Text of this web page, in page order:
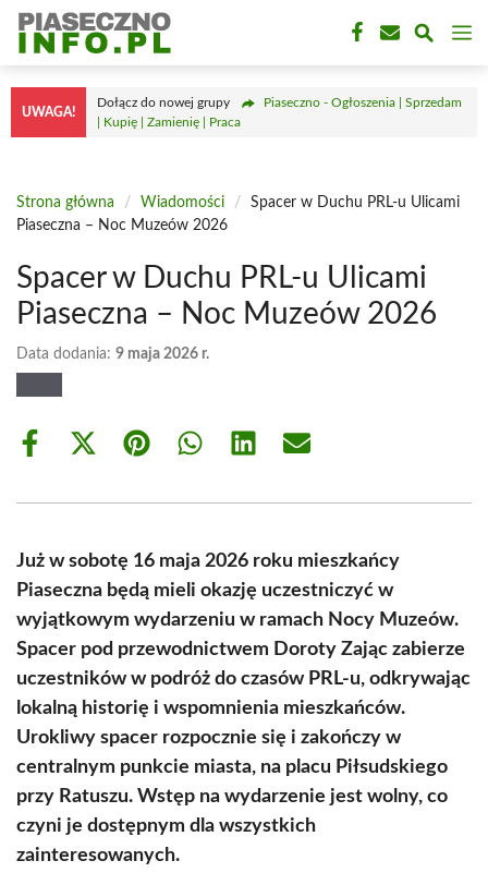
Przejdź
treści
UWAGA!
Dołącz do nowej grupy
Piaseczno - Ogłoszenia | Sprzedam
| Kupię | Zamienię | Praca
Strona główna / Wiadomości /
Spacer w Duchu PRL-u Ulicami
Piaseczna – Noc Muzeów 2026
Spacer w Duchu PRL-u Ulicami
Piaseczna – Noc Muzeów 2026
Data dodania: 9 maja 2026 r.
Share
Share
(Twitter)
Share Share Share Share
Już w sobotę 16 maja 2026 roku mieszkańcy
Piaseczna będą mieli okazję uczestniczyć w
wyjątkowym wydarzeniu w ramach Nocy Muzeów.
Spacer pod przewodnictwem Doroty Zając zabierze
uczestników w podróż do czasów PRL-u, odkrywając
lokalną historię i wspomnienia mieszkańców.
Urokliwy spacer rozpocznie się i zakończy w
centralnym punkcie miasta, na placu Piłsudskiego
przy Ratuszu. Wstęp na wydarzenie jest wolny, co
czyni je dostępnym dla wszystkich
zainteresowanych.